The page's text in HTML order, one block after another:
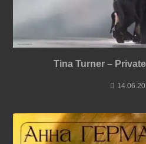
Tina Turner –